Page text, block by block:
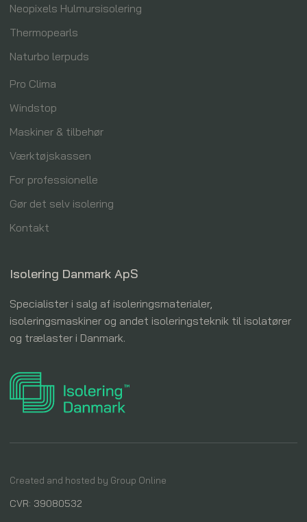
Neopixels Hulmursisolering
Thermopearls
Naturbo lerpuds
Pro Clima
Windstop
Maskiner & tilbehør
Værktøjskassen
For professionelle
Gør det selv isolering
Kontakt
Isolering Danmark ApS
Specialister i salg af isoleringsmaterialer,
isoleringsmaskiner og andet isoleringsteknik til isolatører
og trælaster i Danmark.
Created and hosted by Group Online
CVR: 39080532